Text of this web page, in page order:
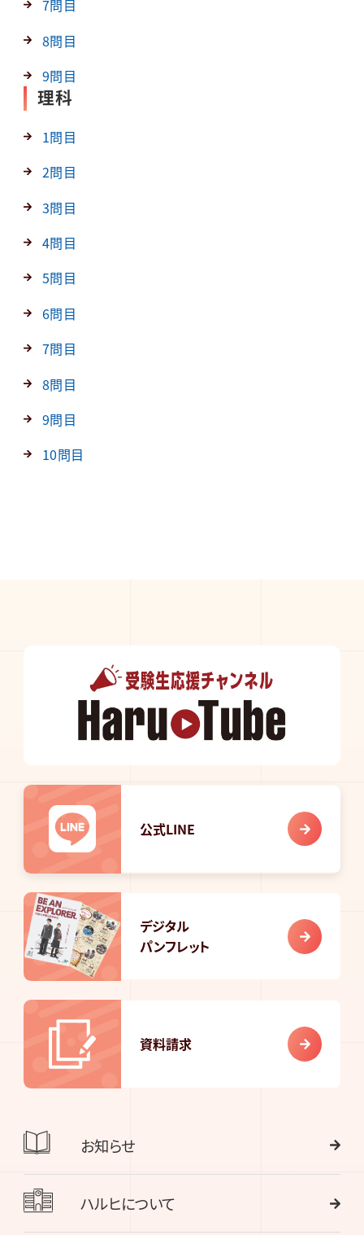
7問目
8問目
9問目
理科
1問目
2問目
3問目
4問目
5問目
6問目
7問目
8問目
9問目
10問目
公式LINE
デジタル
パンフレット
資料請求
お知らせ
ハルヒについて